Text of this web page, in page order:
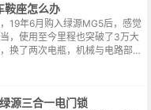
鞍座怎么办
19年6月购入绿源MG5后，感觉
，使用至今里程也突破了3万大
换了两次电瓶，机械与电路部分
座日渐磨损。某天实在是看不下
在淘宝或...
源三合一电门锁